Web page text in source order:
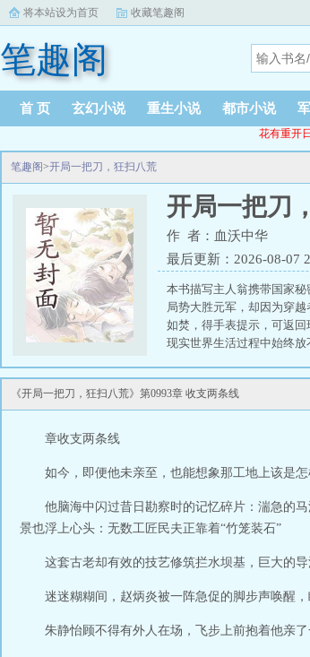
将本站设为首页 收藏笔趣阁
笔趣阁
首 页 玄幻小说 重生小说 都市小说
花有重开
笔趣阁>开局一把刀，狂扫八荒
开局一把刀
作 者：血沃中华
最后更新：2026-08-07
本书描写主人翁携带国家
局势大胜元军，却因为穿
如焚，得手表提示，可返
现实世界生活过程中始终
《开局一把刀，狂扫八荒》第0993章 收支两条线
章收支两条线
如今，即便他未亲至，也能想象那工地上该是
他脑海中闪过昔日勘察时的记忆碎片：湍急的
景也浮上心头：无数工匠民夫正靠着“竹笼装石”
这套古老却有效的技艺修筑拦水坝基，巨大的
迷迷糊糊间，赵炳炎被一阵急促的脚步声唤醒
朱静怡顾不得有外人在场，飞步上前抱着他亲